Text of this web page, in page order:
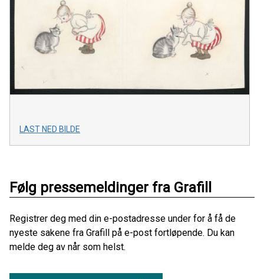
LAST NED BILDE
Følg pressemeldinger fra Grafill
Registrer deg med din e-postadresse under for å få de
nyeste sakene fra Grafill på e-post fortløpende. Du kan
melde deg av når som helst.